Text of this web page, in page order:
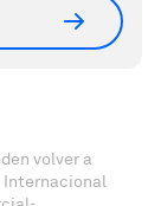
volver a
Internacional